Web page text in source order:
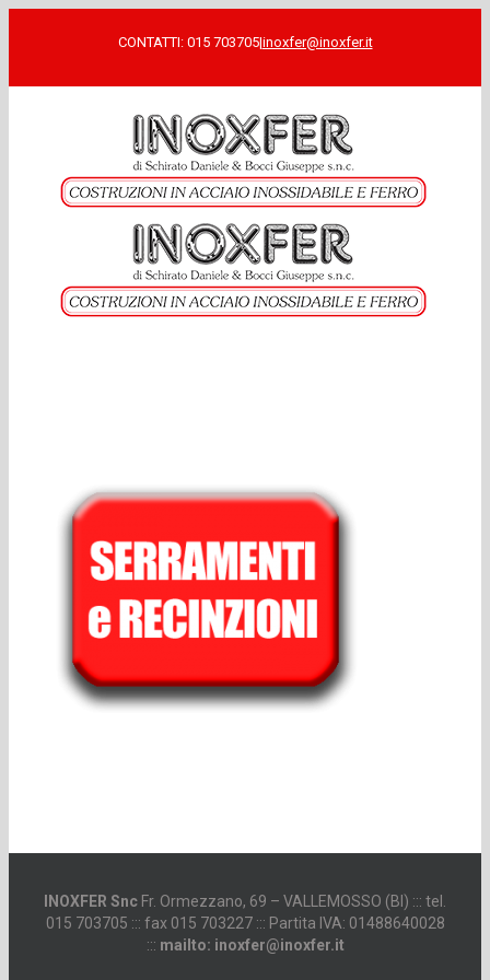
CONTATTI: 015 703705|inoxfer@inoxfer.it
INOXFER Snc Fr. Ormezzano, 69 – VALLEMOSSO (BI) ::: tel.
015 703705 ::: fax 015 703227 ::: Partita IVA: 01488640028
::: mailto: inoxfer@inoxfer.it